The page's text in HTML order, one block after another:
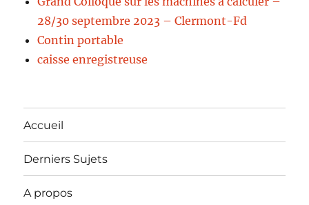
28/30 septembre 2023 – Clermont-Fd
Contin portable
caisse enregistreuse
Accueil
Derniers Sujets
A propos